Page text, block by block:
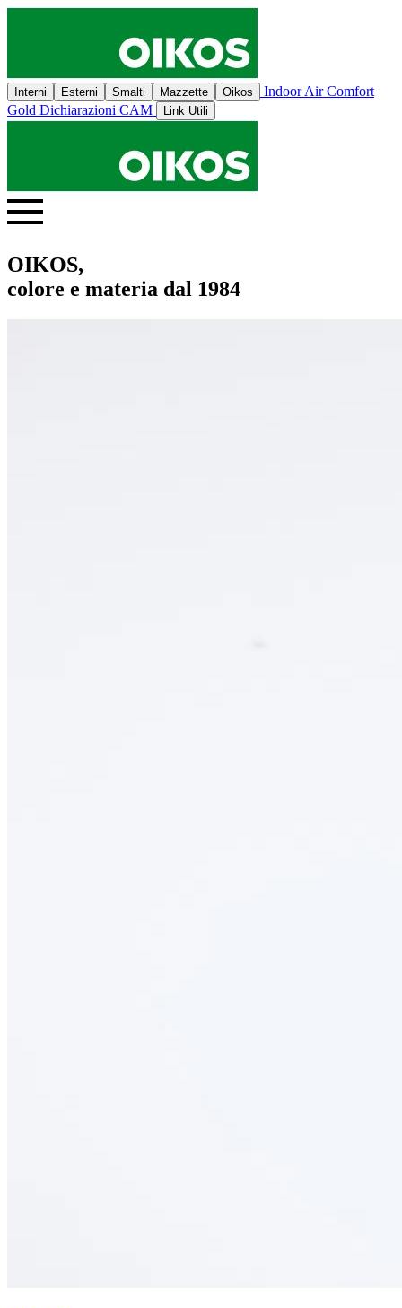
Interni Esterni Smalti Mazzette Oikos
Indoor Air Comfort
Gold Dichiarazioni CAM Link Utili
OIKOS,
colore e materia dal 1984